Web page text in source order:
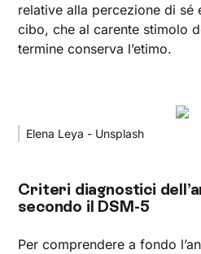
relative alla percezione di sé
cibo, che al carente stimolo
termine conserva l’etimo.
Elena Leya - Unsplash
Criteri diagnostici
secondo il DSM-5
Per comprendere a fondo